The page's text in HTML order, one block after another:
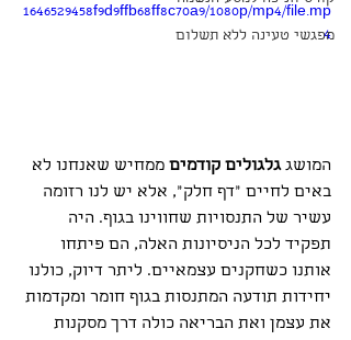
מפגשי טעינה ללא תשלום
1646529458f9d9ffb68ff8c70a9/1080p/mp4/file.mp
4
המושג גלגולים קודמים ממחיש שאנחנו לא
באים לחיים "דף חלק", אלא יש לנו רזומה
עשיר של התנסויות שחווינו בגוף. היה
תפקיד לכל הניסיונות האלה, הם פיתחו
אותנו כשחקנים עצמאיים. ליתר דיוק, כולנו
יחידות תודעה המתנסות בגוף חומר ומקדמות
את עצמן ואת הבריאה כולה דרך מסקנות